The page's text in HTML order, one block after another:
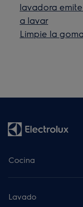
lavadora
a lavar
Limpie la
Cocina
Lavado